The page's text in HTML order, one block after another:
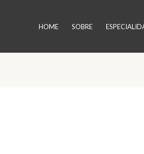
HOME SOBRE